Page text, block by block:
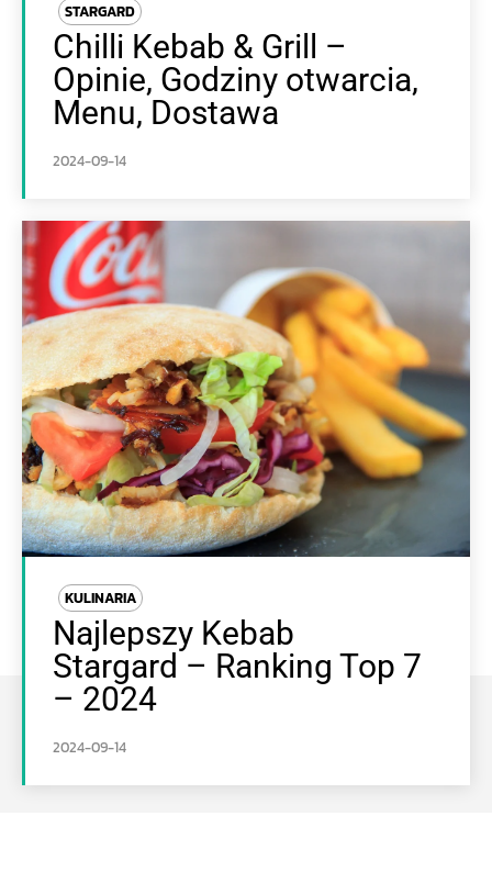
STARGARD
Chilli Kebab & Grill –
Opinie, Godziny otwarcia,
Menu, Dostawa
2024-09-14
KULINARIA
Najlepszy Kebab
Stargard – Ranking Top 7
– 2024
2024-09-14